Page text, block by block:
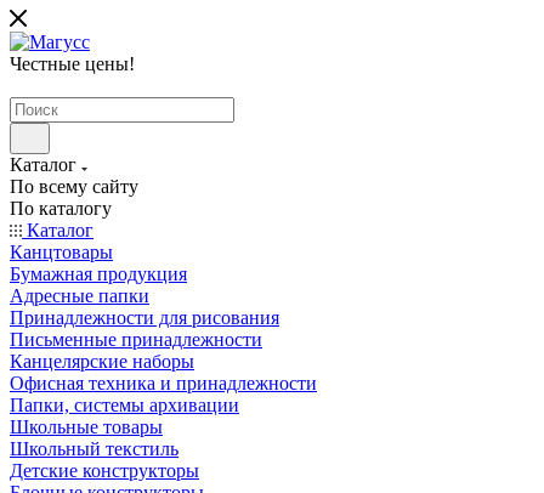
Честные цены!
Каталог
По всему сайту
По каталогу
Каталог
Канцтовары
Бумажная продукция
Адресные папки
Принадлежности для рисования
Письменные принадлежности
Канцелярские наборы
Офисная техника и принадлежности
Папки, системы архивации
Школьные товары
Школьный текстиль
Детские конструкторы